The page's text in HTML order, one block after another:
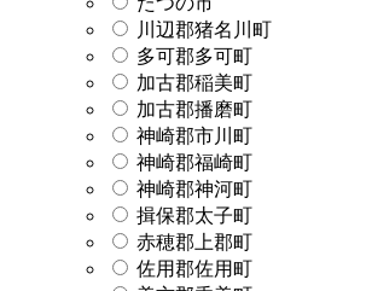
川辺郡猪名川町
多可郡多可町
加古郡稲美町
加古郡播磨町
神崎郡市川町
神崎郡福崎町
神崎郡神河町
揖保郡太子町
赤穂郡上郡町
佐用郡佐用町